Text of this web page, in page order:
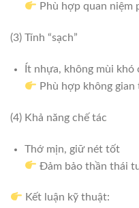
Phù hợp quan niệm
(3) Tính “sạch”
Ít nhựa, không mùi khó
Phù hợp không gian
(4) Khả năng chế tác
Thớ mịn, giữ nét tốt
Đảm bảo thần thái
Kết luận kỹ thuật: